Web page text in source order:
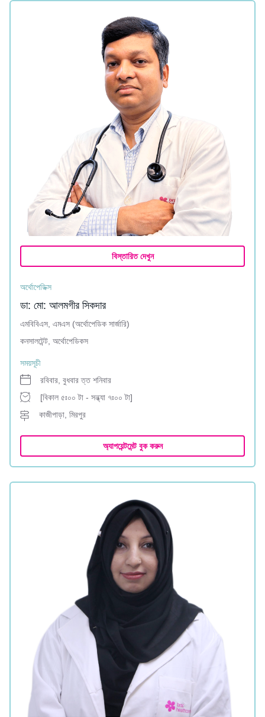
বিস্তারিত দেখুন
অর্থোপেডিক্স
ডা: মো: আলমগীর সিকদার
এমবিবিএস, এমএস (অর্থোপেডিক সার্জারি)
কনসালটেন্ট, অর্থোপেডিকস
সময়সূচী
রবিবার, বুধবার ত্ত শনিবার
[বিকাল ৫ঃ০০ টা - সন্ধ্যা ৭ঃ০০ টা]
কাজীপাড়া, মিরপুর
অ্যাপয়েন্টমেন্ট বুক করুন